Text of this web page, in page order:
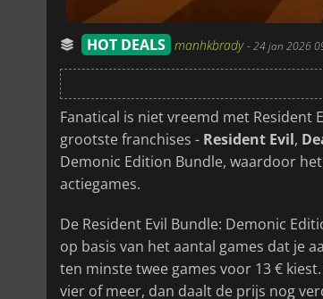
HOT DEALS manhkbrady-24 jan 2026
Fanatical is niet vreemd met Resident
grootste franchises - Resident Evil,
Demonic Edition Bundle, waardoor
actiegames.
De Resident Evil Bundle: Demonic
op basis van het aantal games dat je
ten minste twee games voor 13 €
vier of meer, dan daalt de prijs nog